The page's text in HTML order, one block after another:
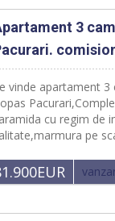
3
vinde apartament
cu regim de
pe